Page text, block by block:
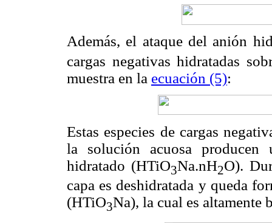
Además, el ataque del anión
cargas negativas hidratadas
muestra en la ecuación (5):
Estas especies de cargas
la solución acuosa
hidratado (HTiO3Na.nH2O).
capa es deshidratada y queda
(HTiO3Na), la cual es altamente